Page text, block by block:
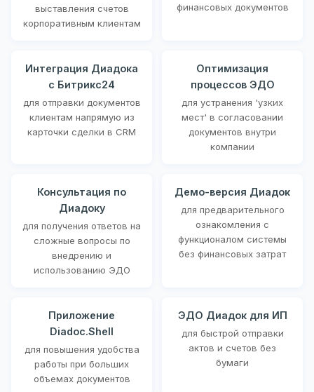
выставления счетов
корпоративным клиентам
финансовых документов
Интеграция Диадока
с Битрикс24
для отправки документов
клиентам напрямую из
карточки сделки в CRM
Оптимизация
процессов ЭДО
для устранения 'узких
мест' в согласовании
документов внутри
компании
Консультация по
Диадоку
для получения ответов на
сложные вопросы по
внедрению и
использованию ЭДО
Демо-версия Диадок
для предварительного
ознакомления с
функционалом системы
без финансовых затрат
Приложение
Diadoc.Shell
для повышения удобства
работы при больших
объемах документов
ЭДО Диадок для ИП
для быстрой отправки
актов и счетов без
бумаги